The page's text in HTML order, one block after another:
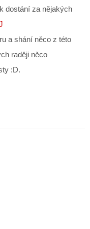
dostání za nějakých
a shání něco z této
raději něco
:D.